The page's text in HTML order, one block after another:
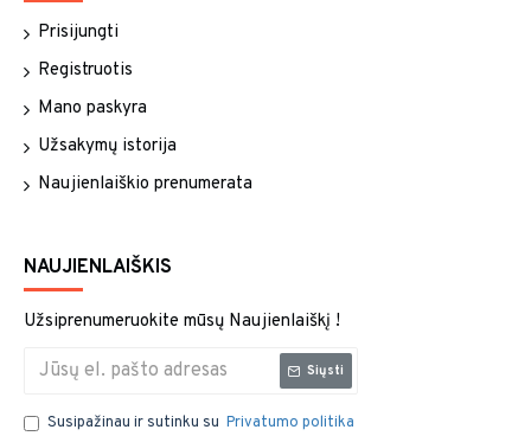
Prisijungti
Registruotis
Mano paskyra
Užsakymų istorija
Naujienlaiškio prenumerata
NAUJIENLAIŠKIS
Užsiprenumeruokite mūsų Naujienlaiškį !
Siųsti
Susipažinau ir sutinku su Privatumo politika